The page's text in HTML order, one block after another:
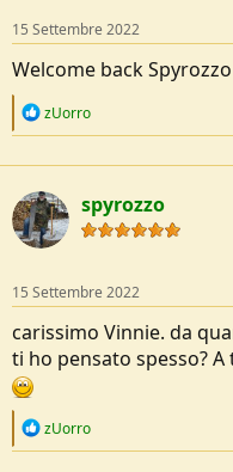
s
c
u
s
s
i
n
e
o
15 Settembre 2022
Welcome back Spyrozzo
R
c
t
i
o
n
zUorro
spyrozzo
15 Settembre 2022
carissimo Vinnie. da
ti ho pensato spesso?
R
zUorro